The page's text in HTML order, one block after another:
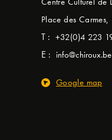
Place des
T : +32(0)4 223
E : info@chiroux.be
Google map